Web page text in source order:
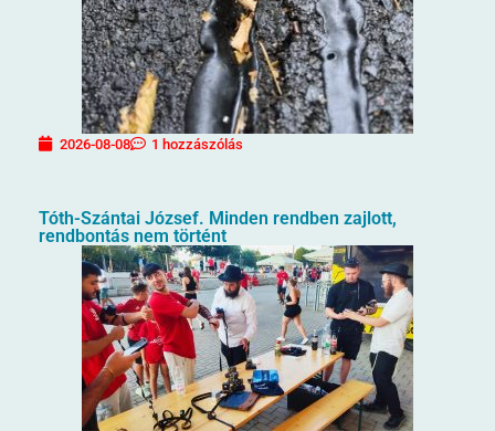
2026-08-08 1 hozzászólás
Tóth-Szántai József. Minden rendben zajlott,
rendbontás nem történt